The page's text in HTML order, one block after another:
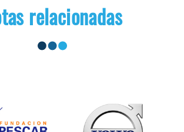
relacionadas